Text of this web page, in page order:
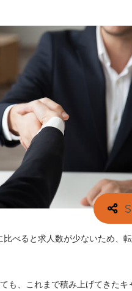
べると求人数が少ないため、
も、これまで積み上げてきたキ